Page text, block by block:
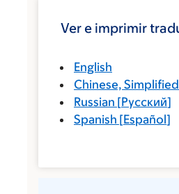
Ver e imprimir
English
Chinese, Simplified
Russian [Русский]
Spanish [Español]